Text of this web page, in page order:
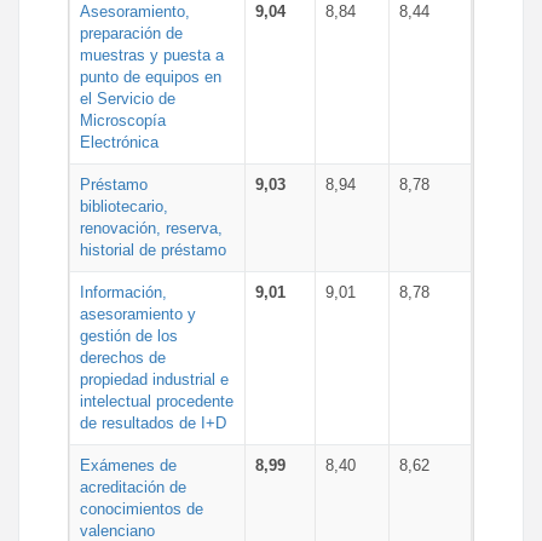
Asesoramiento,
preparación de
muestras y puesta a
punto de equipos en
el Servicio de
Microscopía
Electrónica
9,04 8,84 8,44
Préstamo
bibliotecario,
renovación, reserva,
historial de préstamo
9,03 8,94 8,78
Información,
asesoramiento y
gestión de los
derechos de
propiedad industrial e
intelectual procedente
de resultados de I+D
9,01 9,01 8,78
Exámenes de
acreditación de
conocimientos de
valenciano
8,99 8,40 8,62